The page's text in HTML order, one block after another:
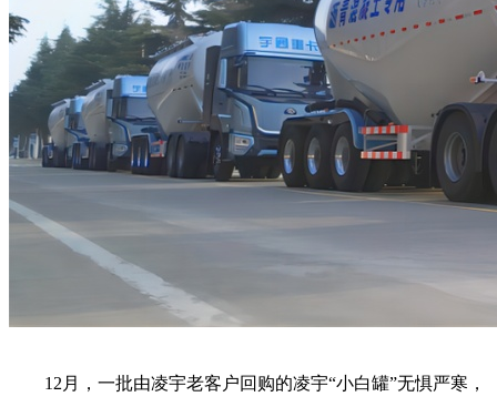
12月，一批由凌宇老客户回购的凌宇“小白罐”无惧严寒，